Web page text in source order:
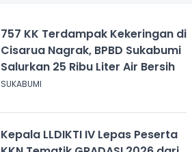
757 KK Terdampak Kekeringan di
Cisarua Nagrak, BPBD Sukabumi
Salurkan 25 Ribu Liter Air Bersih
SUKABUMI
Kepala LLDIKTI IV Lepas Peserta